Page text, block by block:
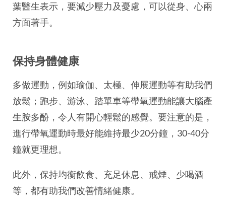
葉醫生表示，要減少壓力及憂慮，可以從身、心兩
方面著手。
保持身體健康
多做運動，例如瑜伽、太極、伸展運動等有助我們
放鬆；跑步、游泳、踏單車等帶氧運動能讓大腦產
生胺多酚，令人有開心輕鬆的感覺。要注意的是，
進行帶氧運動時最好能維持最少20分鐘，30-40分
鐘就更理想。
此外，保持均衡飲食、充足休息、戒煙、少喝酒
等，都有助我們改善情緒健康。